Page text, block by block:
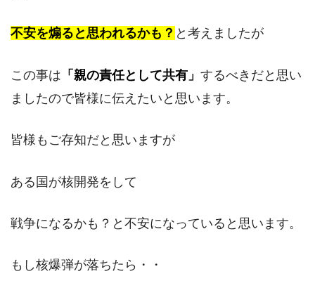
不安を煽ると思われるかも？ と考えましたが
この事は 「 親の責任として共有」 するべきだと思い
ましたので皆様に伝えたいと思います。
皆様もご存知だと思いますが
ある国が核開発をして
戦争になるかも？と不安になっていると思います。
もし核爆弾が落ちたら・・